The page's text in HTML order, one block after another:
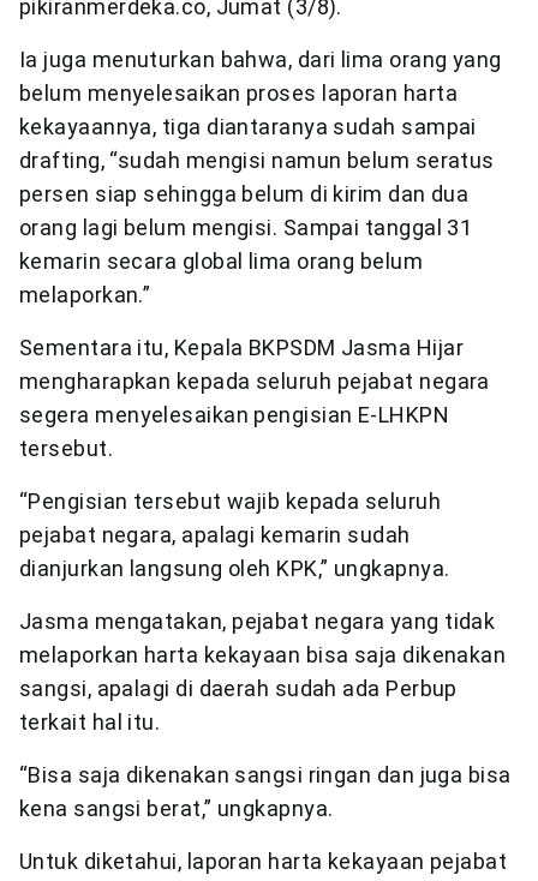
pikiranmerdeka.co, Jumat (3/8).
Ia juga menuturkan bahwa, dari lima orang yang
belum menyelesaikan proses laporan harta
kekayaannya, tiga diantaranya sudah sampai
drafting, “sudah mengisi namun belum seratus
persen siap sehingga belum di kirim dan dua
orang lagi belum mengisi. Sampai tanggal 31
kemarin secara global lima orang belum
melaporkan.”
Sementara itu, Kepala BKPSDM Jasma Hijar
mengharapkan kepada seluruh pejabat negara
segera menyelesaikan pengisian E-LHKPN
tersebut.
“Pengisian tersebut wajib kepada seluruh
pejabat negara, apalagi kemarin sudah
dianjurkan langsung oleh KPK,” ungkapnya.
Jasma mengatakan, pejabat negara yang tidak
melaporkan harta kekayaan bisa saja dikenakan
sangsi, apalagi di daerah sudah ada Perbup
terkait hal itu.
“Bisa saja dikenakan sangsi ringan dan juga bisa
kena sangsi berat,” ungkapnya.
Untuk diketahui, laporan harta kekayaan pejabat